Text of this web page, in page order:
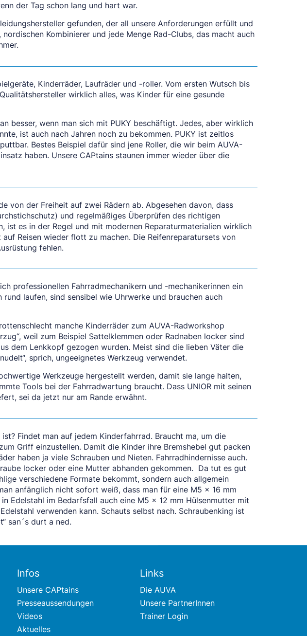
der Tag schon lang und hart war.
gefunden, der all unsere Anforderungen erfüllt und
Kombinierer und jede Menge Rad-Clubs, das macht auch
Kinderräder, Laufräder und -roller. Vom ersten Wutsch bis
wirklich alles, was Kinder für eine gesunde
besser, wenn man sich mit PUKY beschäftigt. Jedes, aber wirklich
ist auch nach Jahren noch zu bekommen. PUKY ist zeitlos
Bestes Beispiel dafür sind jene Roller, die wir beim AUVA-
haben. Unsere CAPtains staunen immer wieder über die
von der Freiheit auf zwei Rädern ab. Abgesehen davon, dass
und regelmäßiges Überprüfen des richtigen
ist es in der Regel und mit modernen Reparaturmaterialien wirklich
Reisen wieder flott zu machen. Die Reifenreparatursets von
fehlen.
professionellen Fahrradmechanikern und -mechanikerinnen ein
laufen, sind sensibel wie Uhrwerke und brauchen auch
manche Kinderräder zum AUVA-Radworkshop
weil zum Beispiel Sattelklemmen oder Radnaben locker sind
dem Lenkkopf gezogen wurden. Meist sind die lieben Väter die
sprich, ungeeignetes Werkzeug verwendet.
Werkzeuge hergestellt werden, damit sie lange halten,
Tools bei der Fahrradwartung braucht. Dass UNIOR mit seinen
sei da jetzt nur am Rande erwähnt.
Findet man auf jedem Kinderfahrrad. Braucht ma, um die
Griff einzustellen. Damit die Kinder ihre Bremshebel gut packen
haben ja viele Schrauben und Nieten. Fahrradhindernisse auch.
locker oder eine Mutter abhanden gekommen. Da tut es gut
verschiedene Formate bekommt, sondern auch allgemein
anfänglich nicht sofort weiß, dass man für eine M5 x 16 mm
Edelstahl im Bedarfsfall auch eine M5 x 12 mm Hülsenmutter mit
verwenden kann. Schauts selbst nach. Schraubenking ist
san´s durt a ned.
Infos
Unsere CAPtains
Presseaussendungen
Videos
Aktuelles
Links
Die AUVA
Unsere PartnerInnen
Trainer Login